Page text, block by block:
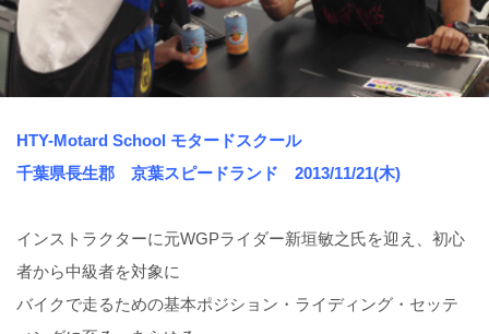
HTY-Motard School モタードスクール
千葉県長生郡 京葉スピードランド 2013/11/21(木)
インストラクターに元WGPライダー新垣敏之氏を迎え、初心
者から中級者を対象に
バイクで走るための基本ポジション・ライディング・セッテ